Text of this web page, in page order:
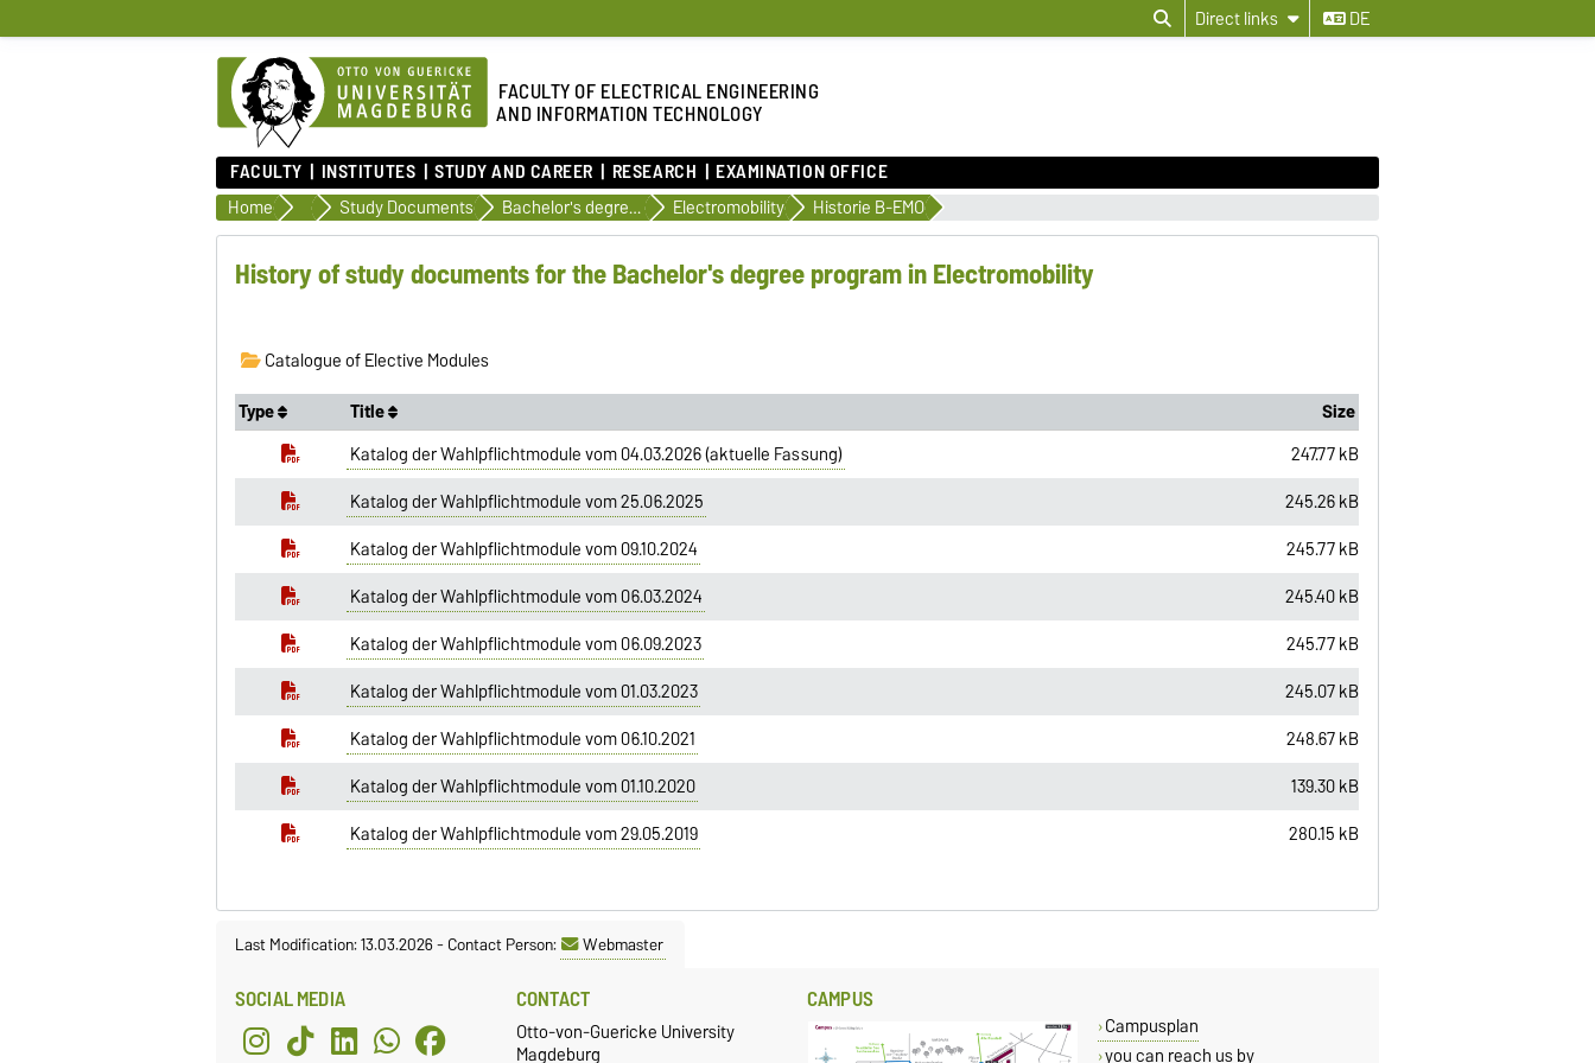
Direct links DE
FACULTY OF ELECTRICAL ENGINEERING
AND INFORMATION TECHNOLOGY
FACULTY INSTITUTES STUDY AND CAREER RESEARCH EXAMINATION OFFICE
Home Organisation of the studies
Study Documents Bachelor's degree programmes Electromobility Historie B-EMO
History of study documents for the Bachelor's degree program in Electromobility
Catalogue of Elective Modules
Type
Title
Size
Katalog der Wahlpflichtmodule vom 04.03.2026 (aktuelle Fassung)
247.77 kB
Katalog der Wahlpflichtmodule vom 25.06.2025
245.26 kB
Katalog der Wahlpflichtmodule vom 09.10.2024
245.77 kB
Katalog der Wahlpflichtmodule vom 06.03.2024
245.40 kB
Katalog der Wahlpflichtmodule vom 06.09.2023
245.77 kB
Katalog der Wahlpflichtmodule vom 01.03.2023
245.07 kB
Katalog der Wahlpflichtmodule vom 06.10.2021
248.67 kB
Katalog der Wahlpflichtmodule vom 01.10.2020
139.30 kB
Katalog der Wahlpflichtmodule vom 29.05.2019
280.15 kB
Last Modification: 13.03.2026-Contact Person: Webmaster
SOCIAL MEDIA CONTACT
Otto-von-Guericke University
Magdeburg
CAMPUS
Campusplan
you can reach us by